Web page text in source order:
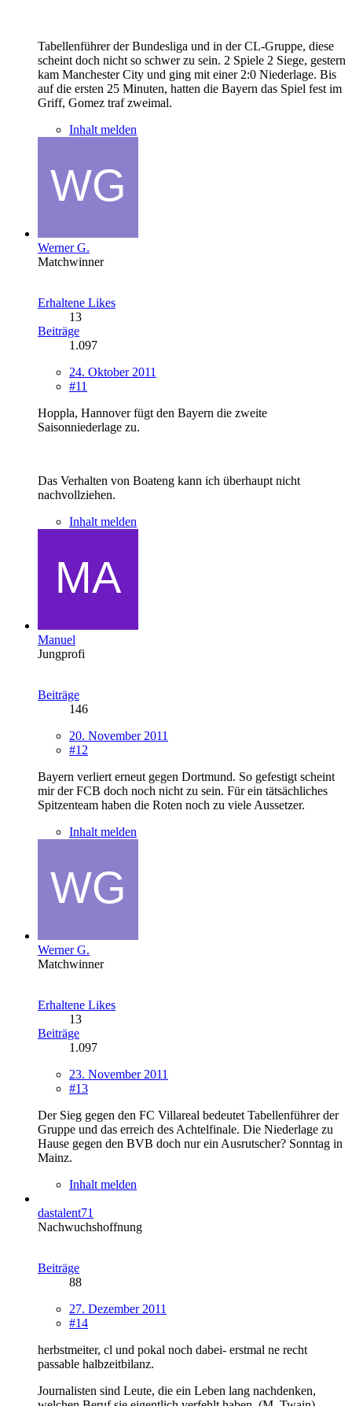
Tabellenführer der Bundesliga und in der CL-Gruppe, diese
scheint doch nicht so schwer zu sein. 2 Spiele 2 Siege, gestern
kam Manchester City und ging mit einer 2:0 Niederlage. Bis
auf die ersten 25 Minuten, hatten die Bayern das Spiel fest im
Griff, Gomez traf zweimal.
Inhalt melden
Werner G.
Matchwinner
Erhaltene Likes
13
Beiträge
1.097
24. Oktober 2011
#11
Hoppla, Hannover fügt den Bayern die zweite
Saisonniederlage zu.
Das Verhalten von Boateng kann ich überhaupt nicht
nachvollziehen.
Inhalt melden
Manuel
Jungprofi
Beiträge
146
20. November 2011
#12
Bayern verliert erneut gegen Dortmund. So gefestigt scheint
mir der FCB doch noch nicht zu sein. Für ein tätsächliches
Spitzenteam haben die Roten noch zu viele Aussetzer.
Inhalt melden
Werner G.
Matchwinner
Erhaltene Likes
13
Beiträge
1.097
23. November 2011
#13
Der Sieg gegen den FC Villareal bedeutet Tabellenführer der
Gruppe und das erreich des Achtelfinale. Die Niederlage zu
Hause gegen den BVB doch nur ein Ausrutscher? Sonntag in
Mainz.
Inhalt melden
dastalent71
Nachwuchshoffnung
Beiträge
88
27. Dezember 2011
#14
herbstmeiter, cl und pokal noch dabei- erstmal ne recht
passable halbzeitbilanz.
Journalisten sind Leute, die ein Leben lang nachdenken,